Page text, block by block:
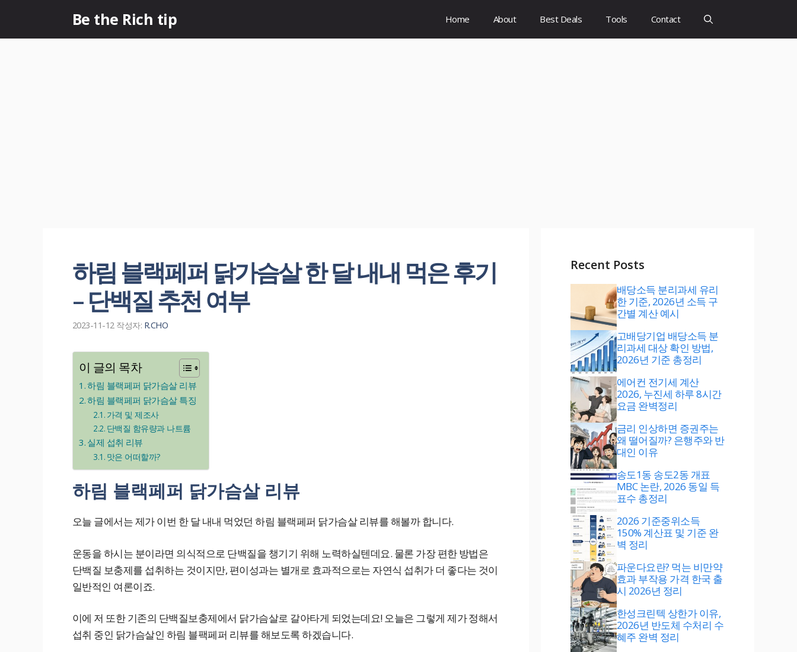
츠
Be the Rich tip Home About Best Deals Tools Contact
하림 블랙페퍼 닭가슴살 한 달 내내 먹은 후기
– 단백질 추천 여부
2023-11-12 작성자: R.CHO
이 글의 목차
하림 블랙페퍼 닭가슴살 리뷰
하림 블랙페퍼 닭가슴살 특징
가격 및 제조사
단백질 함유량과 나트륨
실제 섭취 리뷰
맛은 어떠할까?
하림 블랙페퍼 닭가슴살 리뷰
오늘 글에서는 제가 이번 한 달 내내 먹었던 하림 블랙페퍼 닭가슴살 리뷰를 해볼까 합니다.
운동을 하시는 분이라면 의식적으로 단백질을 챙기기 위해 노력하실텐데요. 물론 가장 편한 방법은
단백질 보충제를 섭취하는 것이지만, 편이성과는 별개로 효과적으로는 자연식 섭취가 더 좋다는 것이
일반적인 여론이죠.
이에 저 또한 기존의 단백질보충제에서 닭가슴살로 갈아타게 되었는데요! 오늘은 그렇게 제가 정해서
섭취 중인 닭가슴살인 하림 블팩페퍼 리뷰를 해보도록 하겠습니다.
Recent Posts
배당소득 분리과세 유리
한 기준, 2026년 소득 구
간별 계산 예시
고배당기업 배당소득 분
리과세 대상 확인 방법,
2026년 기준 총정리
에어컨 전기세 계산
2026, 누진세 하루 8시간
요금 완벽정리
금리 인상하면 증권주는
왜 떨어질까? 은행주와 반
대인 이유
송도1동 송도2동 개표
MBC 논란, 2026 동일 득
표수 총정리
2026 기준중위소득
150% 계산표 및 기준 완
벽 정리
파운다요란? 먹는 비만약
효과 부작용 가격 한국 출
시 2026년 정리
한성크린텍 상한가 이유,
2026년 반도체 수처리 수
혜주 완벽 정리